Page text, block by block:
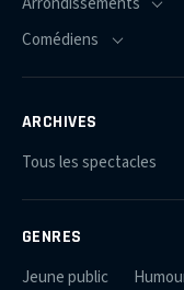
ARCHIVES
Tous les spectacles
GENRES
Jeune public